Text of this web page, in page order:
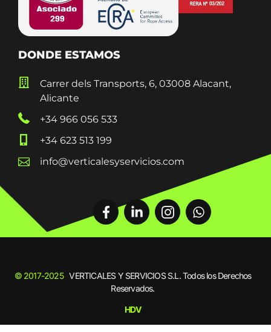
DONDE ESTAMOS
Carrer dels Transports, 6, 03008 Alacant,
Alicante
+34 966 056 533
+34 623 513 199
info@verticalesyservicios.com
© 2017-2025VERTICALES Y SERVICIOS S.L. Todos los Derechos
Reservados.
HDV